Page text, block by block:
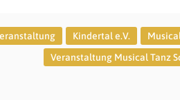
Kindertal e.V.
Veranstaltung Musical Tanz